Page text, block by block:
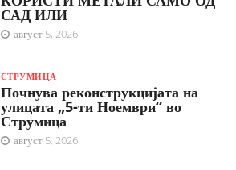
САД ИЛИ
август 5, 2026
СТРУМИЦА
Почнува реконструкцијата на
улицата „5-ти Ноември“ во
Струмица
август 5, 2026